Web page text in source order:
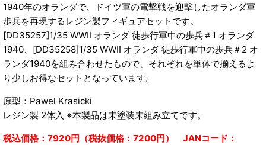
1940年のオランダで、ドイツ軍の電撃戦を迎撃したオランダ軍
歩兵を再現するレジン製フィギュアセットです。
[DD35257]1/35 WWII オランダ 徒歩行軍中の歩兵＃1 オランダ
1940、[DD35258]1/35 WWII オランダ 徒歩行軍中の歩兵＃2 オ
ランダ1940を組み合わせたもので、それぞれを単体で揃えるよ
り少しお得なセットとなっています。
原型：Pawel Krasicki
レジン製 2体入 ※本製品は未塗装未組み立てです。
税込価格：7920円（税抜価格：7200円） JANコード：